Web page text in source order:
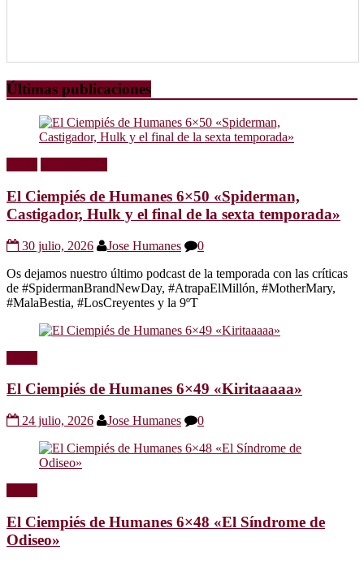
Últimas publicaciones
El Ciempiés de Humanes 6×50 «Spiderman,
Castigador, Hulk y el final de la sexta temporada»
30 julio, 2026 Jose Humanes
0
Os dejamos nuestro último podcast de la temporada con las críticas
de #SpidermanBrandNewDay, #AtrapaElMillón, #MotherMary,
#MalaBestia, #LosCreyentes y la 9ºT
El Ciempiés de Humanes 6×49 «Kiritaaaaa»
24 julio, 2026 Jose Humanes 0
El Ciempiés de Humanes 6×48 «El Síndrome de
Odiseo»